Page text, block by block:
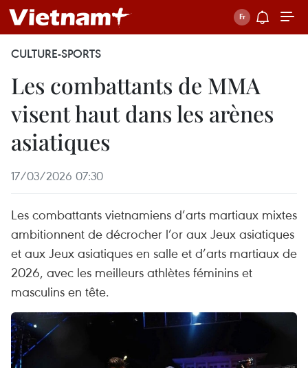
CULTURE-SPORTS
Les combattants de MMA
visent haut dans les arènes
asiatiques
17/03/2026 07:30
Les combattants vietnamiens d’arts martiaux mixtes
ambitionnent de décrocher l’or aux Jeux asiatiques
et aux Jeux asiatiques en salle et d’arts martiaux de
2026, avec les meilleurs athlètes féminins et
masculins en tête.